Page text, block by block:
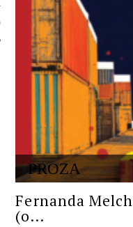
PROZA
Fernanda
(o...